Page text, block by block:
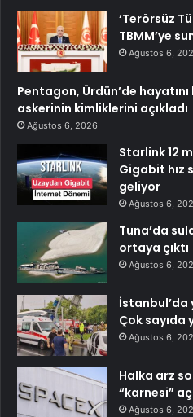
‘Terörsüz
TBMM’ye
Ağustos 6,
Pentagon, Ürdün’de
askerinin kimliklerini açıkladı
Ağustos 6, 2026
Starlink 12
Gigabit hız
geliyor
Ağustos 6,
Tuna’da
ortaya çıktı
Ağustos 6,
İstanbul’da
Çok sayıda
Ağustos 6,
Halka arz
“karnesi”
Ağustos 6,